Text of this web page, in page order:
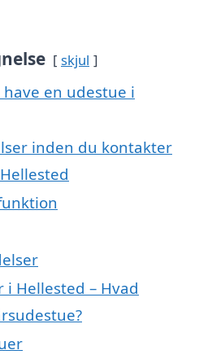
skjul
en udestue i
inden du kontakter
Hellested – Hvad